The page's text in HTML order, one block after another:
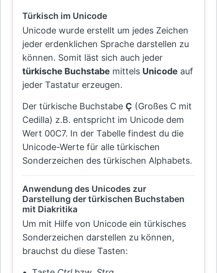
Türkisch im Unicode
Unicode wurde erstellt um jedes Zeichen
jeder erdenklichen Sprache darstellen zu
können. Somit läst sich auch jeder
türkische Buchstabe mittels Unicode auf
jeder Tastatur erzeugen.
Der türkische Buchstabe Ç (Großes C mit
Cedilla) z.B. entspricht im Unicode dem
Wert 00C7. In der Tabelle findest du die
Unicode-Werte für alle türkischen
Sonderzeichen des türkischen Alphabets.
Anwendung des Unicodes zur
Darstellung der türkischen Buchstaben
mit Diakritika
Um mit Hilfe von Unicode ein türkisches
Sonderzeichen darstellen zu können,
brauchst du diese Tasten: